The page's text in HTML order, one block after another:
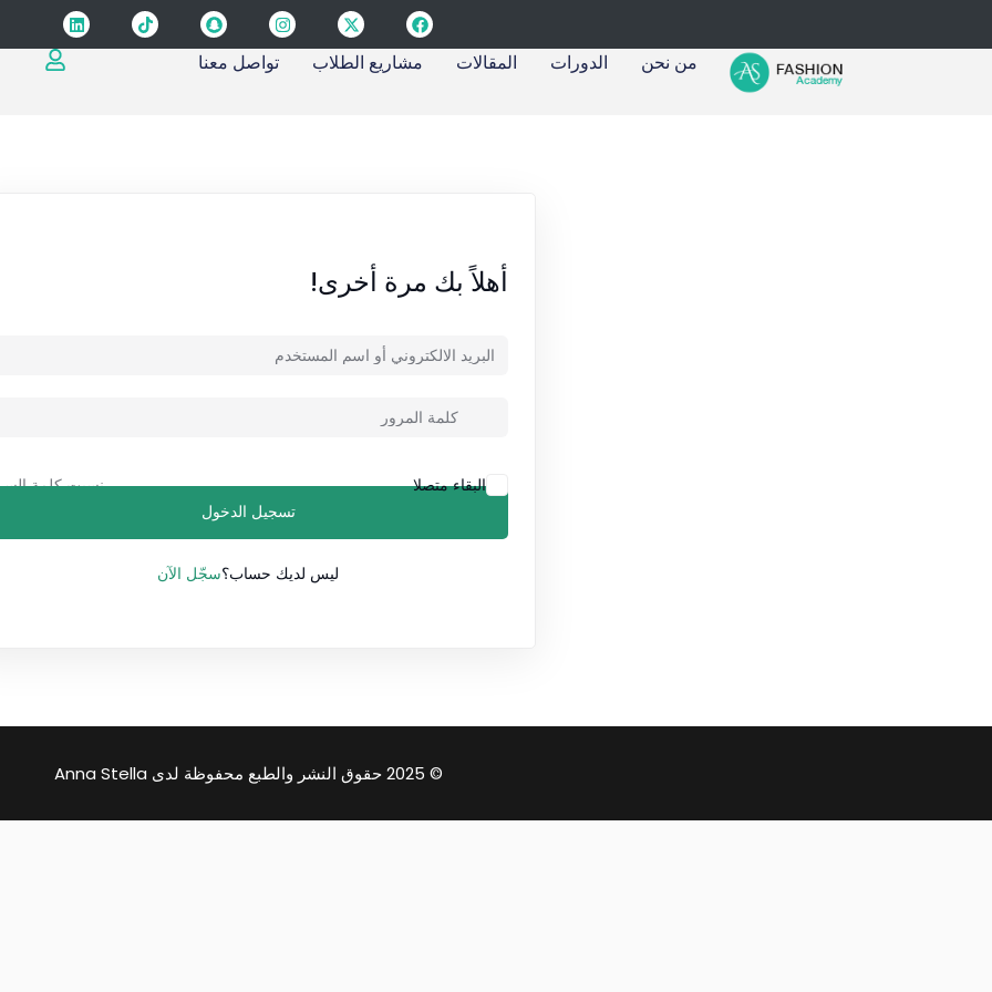
من نحن الدورات المقالات مشاريع الطلاب تواصل معنا
أهلاً بك مرة أخرى!
البقاء متصلا نسيت كلمة
تسجيل الدخول
ليس لديك حساب؟سجّل الآن
© 2025 حقوق النشر والطبع محفوظة لدى Anna Stella
Remember me
Lost your password?